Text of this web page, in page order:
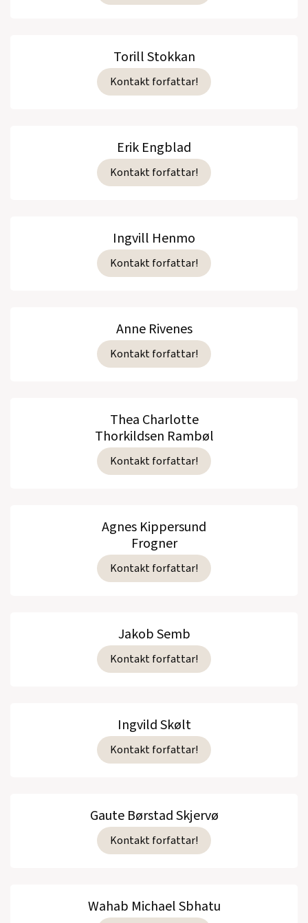
Torill Stokkan
Kontakt forfattar!
Erik Engblad
Kontakt forfattar!
Ingvill Henmo
Kontakt forfattar!
Anne Rivenes
Kontakt forfattar!
Thea Charlotte
Thorkildsen Rambøl
Kontakt forfattar!
Agnes Kippersund
Frogner
Kontakt forfattar!
Jakob Semb
Kontakt forfattar!
Ingvild Skølt
Kontakt forfattar!
Gaute Børstad Skjervø
Kontakt forfattar!
Wahab Michael Sbhatu